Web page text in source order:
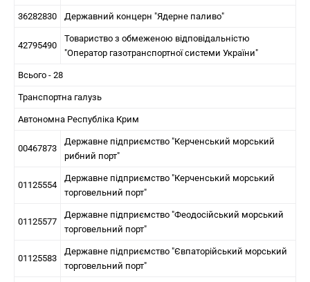
36282830 Державний концерн "Ядерне паливо"
42795490
Товариство з обмеженою відповідальністю
"Оператор газотранспортної системи України"
Всього - 28
Транспортна галузь
Автономна Республіка Крим
00467873
Державне підприємство "Керченський морський
рибний порт"
01125554
Державне підприємство "Керченський морський
торговельний порт"
01125577
Державне підприємство "Феодосійський морський
торговельний порт"
01125583
Державне підприємство "Євпаторійський морський
торговельний порт"